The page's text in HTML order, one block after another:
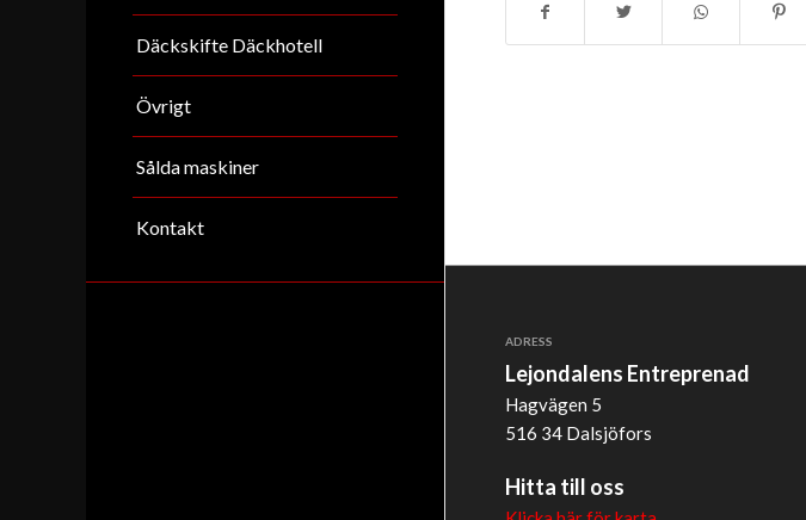
Däckskifte Däckhotell
Övrigt
Sålda maskiner
Kontakt
ADRESS
Lejondalens Entreprenad
Hagvägen 5
516 34 Dalsjöfors
Hitta till oss